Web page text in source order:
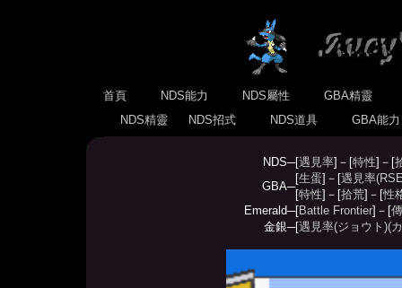
首頁 NDS能力 NDS屬性
GBA精靈
NDS精靈
NDS招式 NDS道具 GBA能
NDS─[遇見率]－[特性]－[
GBA─
[生蛋]－[遇見率
[特性]－[拾荒]－[性
Emerald─[Battle Frontier]－[
金銀─[遇見率(ジョウト)(